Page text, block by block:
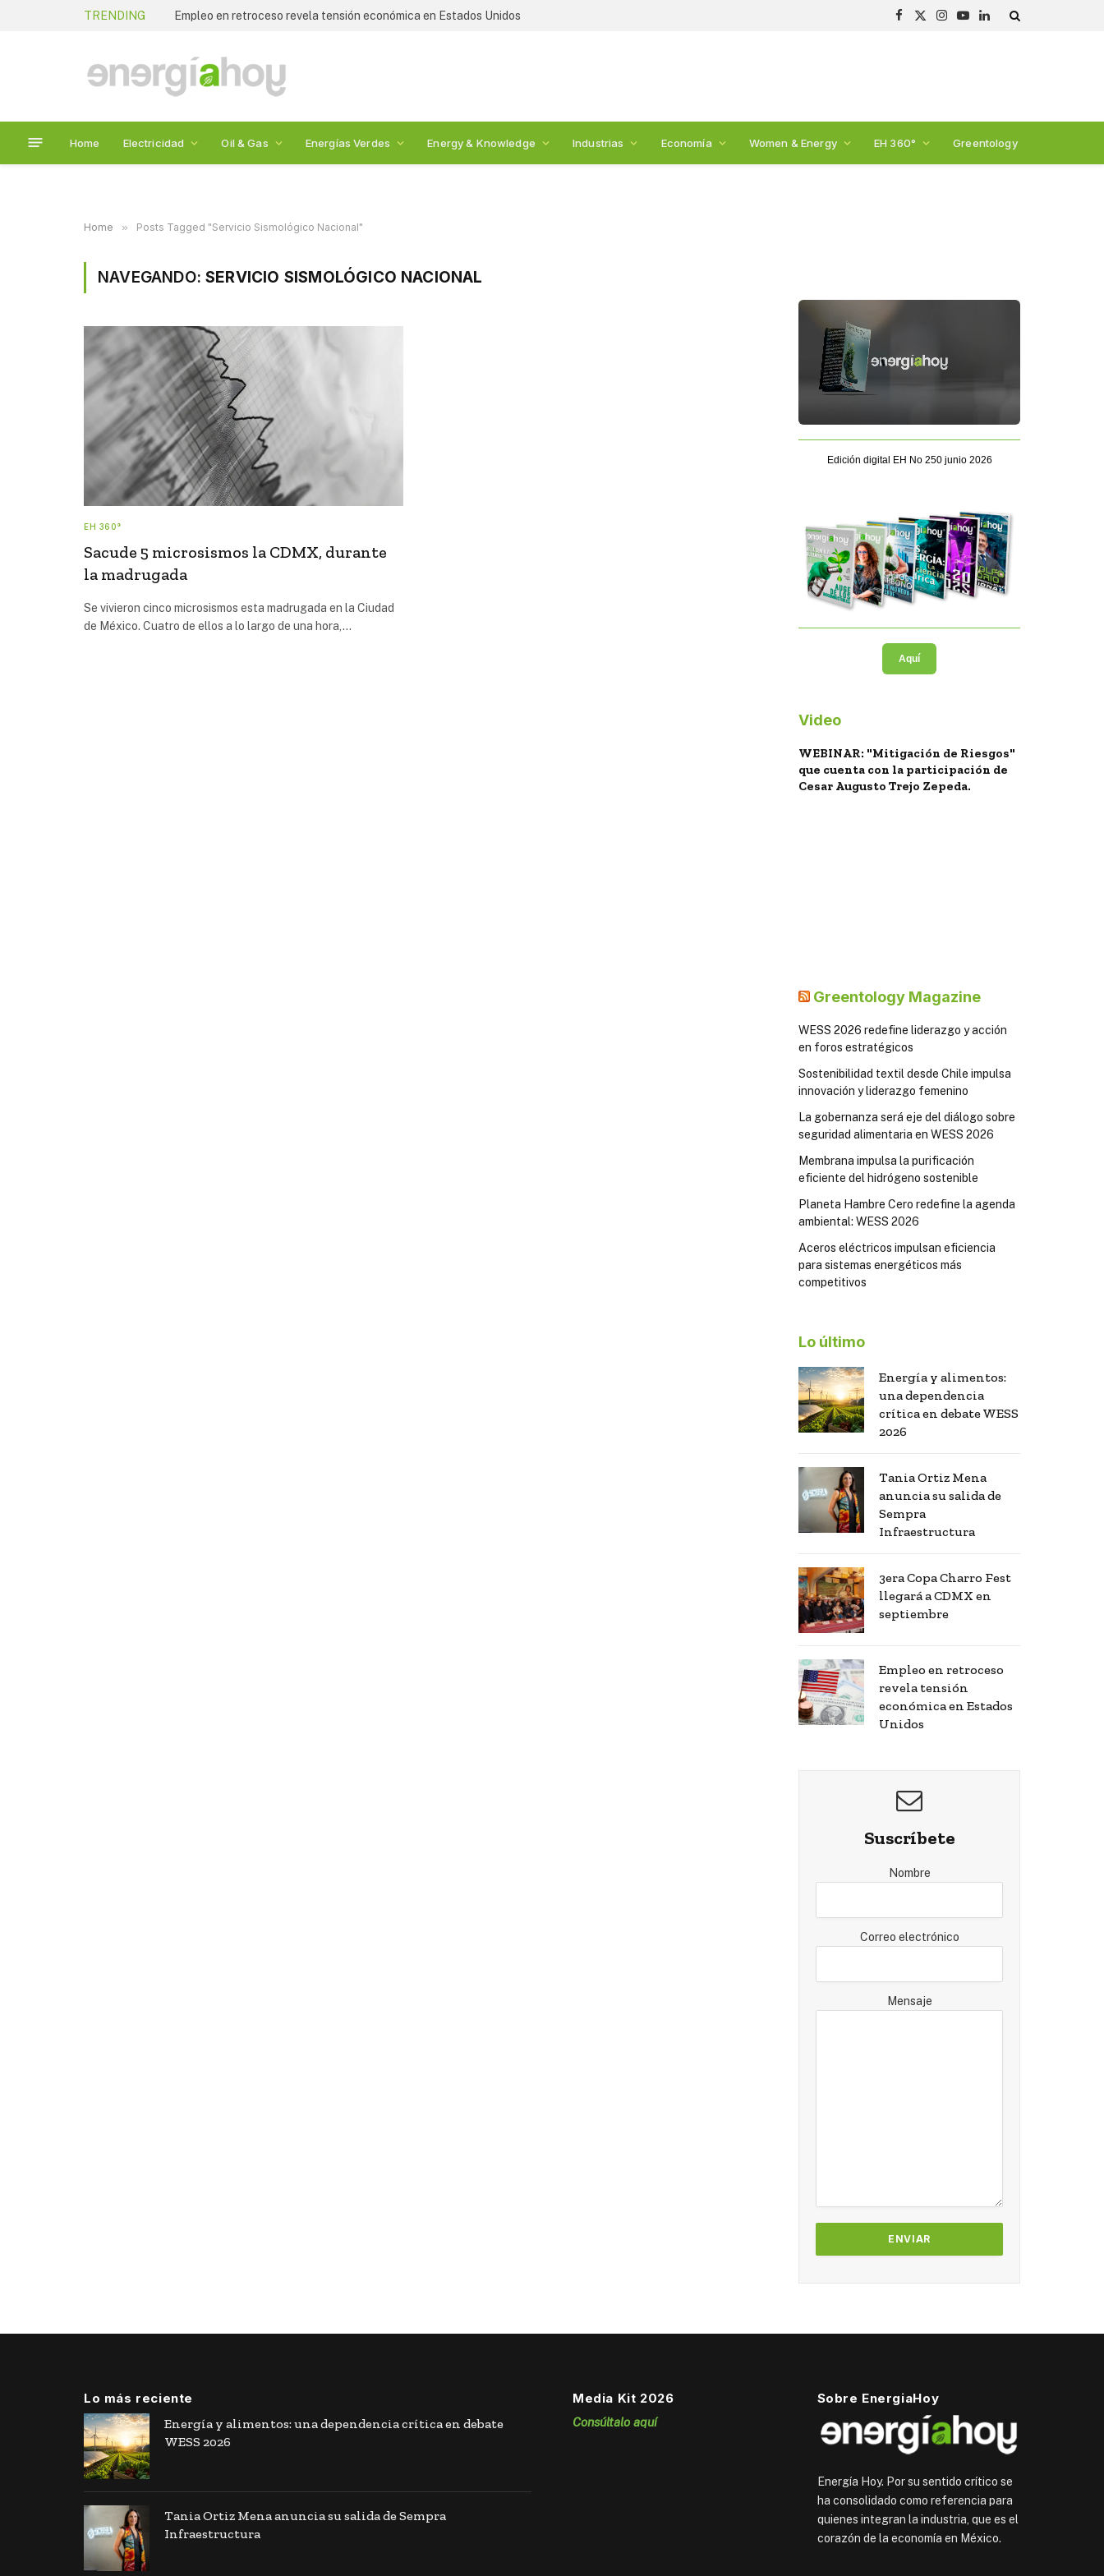
TRENDING Empleo en retroceso revela tensión económica en Estados Unidos
Facebook
X
Instagram
YouTubeLinkedIn
Home Electricidad Oil & Gas Energías Verdes Energy & Knowledge Industrias Economía Women & Energy EH 360° Greentology
Home » Posts Tagged "Servicio Sismológico Nacional"
NAVEGANDO:SERVICIO SISMOLÓGICO NACIONAL
EH 360°
Sacude 5 microsismos la CDMX, durante
la madrugada
Se vivieron cinco microsismos esta madrugada en la Ciudad
de México. Cuatro de ellos a lo largo de una hora,…
Edición digital EH No 250 junio 2026
Aquí
Video
WEBINAR: "Mitigación de Riesgos"
que cuenta con la participación de
Cesar Augusto Trejo Zepeda.
Greentology Magazine
WESS 2026 redefine liderazgo y acción
en foros estratégicos
Sostenibilidad textil desde Chile impulsa
innovación y liderazgo femenino
La gobernanza será eje del diálogo sobre
seguridad alimentaria en WESS 2026
Membrana impulsa la purificación
eficiente del hidrógeno sostenible
Planeta Hambre Cero redefine la agenda
ambiental: WESS 2026
Aceros eléctricos impulsan eficiencia
para sistemas energéticos más
competitivos
Lo último
Energía y alimentos:
una dependencia
crítica en debate WESS
2026
Tania Ortiz Mena
anuncia su salida de
Sempra
Infraestructura
3era Copa Charro Fest
llegará a CDMX en
septiembre
Empleo en retroceso
revela tensión
económica en Estados
Unidos
Suscríbete
Nombre
Correo electrónico
Mensaje
Lo más reciente
Energía y alimentos: una dependencia crítica en debate
WESS 2026
Tania Ortiz Mena anuncia su salida de Sempra
Infraestructura
Media Kit 2026
Consúltalo aquí
Sobre EnergiaHoy
Energía Hoy. Por su sentido crítico se
ha consolidado como referencia para
quienes integran la industria, que es el
corazón de la economía en México.